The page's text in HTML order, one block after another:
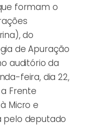
formam o
do
de Apuração
auditório da
feira, dia 22,
Frente
Micro e
pelo deputado